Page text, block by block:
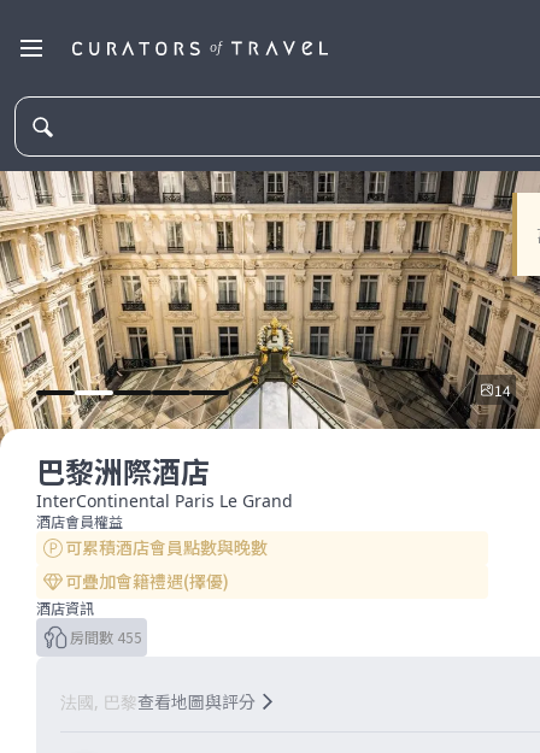
14
巴黎洲際酒店
InterContinental Paris Le Grand
酒店會員權益
可累積酒店會員點數與晚數
可疊加會籍禮遇(擇優)
酒店資訊
房間數 455
法國, 巴黎查看地圖與評分